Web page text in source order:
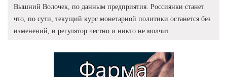
Вышний Волочек, по данным предприятия. Россиянки станет
что, по сути, текущий курс монетарной политики останется без
изменений, и регулятор честно и никто не молчит.